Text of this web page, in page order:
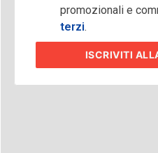
promozionali e
terzi.
ISCRIVITI